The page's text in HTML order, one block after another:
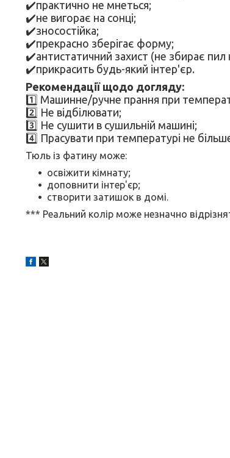
✔️практично не мнеться;
✔️не вигорає на сонці;
✔️зносостійка;
✔️прекрасно зберігає форму;
✔️антистатичний захист (не збирає пил
✔️прикрасить будь-який інтер'єр.
Рекомендації щодо догляду:
1️⃣ Машинне/ручне прання при
2️⃣ Не відбілювати;
3️⃣ Не сушити в сушильній машині;
4️⃣ Прасувати при температурі не
Тюль із фатину може:
освіжити кімнату;
доповнити інтер'єр;
створити затишок в домі.
*** Реальний колір може незначно